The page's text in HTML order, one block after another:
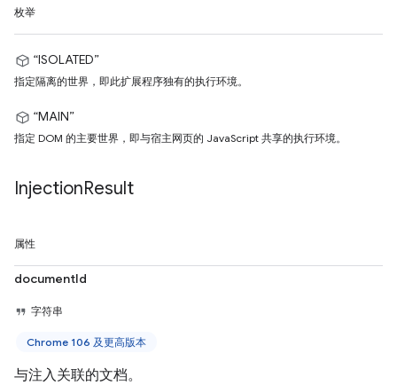
枚举
“ISOLATED”
指定隔离的世界，即此扩展程序独有的执行环境。
“MAIN”
指定 DOM 的主要世界，即与宿主网页的 JavaScript 共享的执行环境。
InjectionResult
属性
documentId
字符串
Chrome 106 及更高版本
与注入关联的文档。